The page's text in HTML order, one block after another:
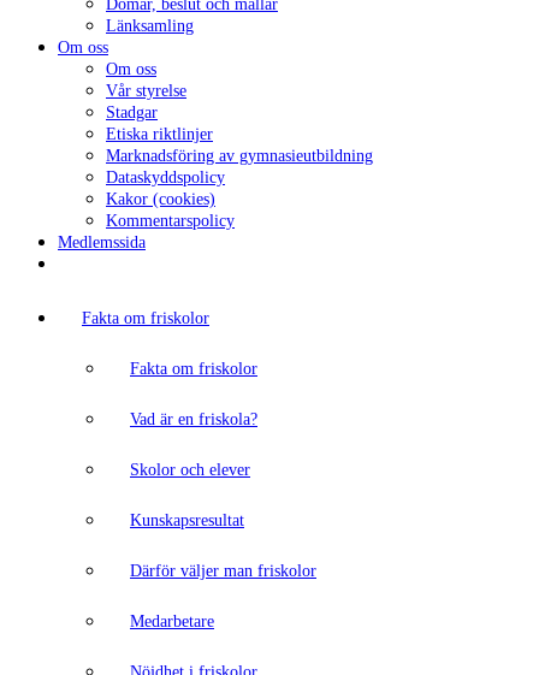
Domar, beslut och mallar
Länksamling
Om oss
Om oss
Vår styrelse
Stadgar
Etiska riktlinjer
Marknadsföring av gymnasieutbildning
Dataskyddspolicy
Kakor (cookies)
Kommentarspolicy
Medlemssida
Fakta om friskolor
Fakta om friskolor
Vad är en friskola?
Skolor och elever
Kunskapsresultat
Därför väljer man friskolor
Medarbetare